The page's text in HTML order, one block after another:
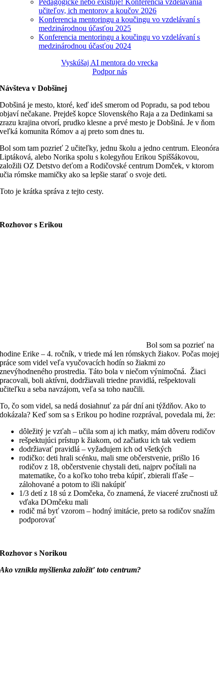
Pedagogické nebo existuje! Konferencia vzdelávania
učiteľov, ich mentorov a koučov 2026
Konferencia mentoringu a koučingu vo vzdelávaní s
medzinárodnou účasťou 2025
Konferencia mentoringu a koučingu vo vzdelávaní s
medzinárodnou účasťou 2024
Vyskúšaj AI mentora do vrecka
Podpor nás
Návšteva v Dobšinej
Dobšiná je mesto, ktoré, keď ideš smerom od Popradu, sa pod tebou
objaví nečakane. Prejdeš kopce Slovenského Raja a za Dedinkami sa
zrazu krajina otvorí, prudko klesne a prvé mesto je Dobšiná. Je v ňom
veľká komunita Rómov a aj preto som dnes tu.
Bol som tam pozrieť 2 učiteľky, jednu školu a jedno centrum. Eleonóra
Liptáková, alebo Norika spolu s kolegyňou Erikou Spiššákovou,
založili OZ Detstvo deťom a Rodičovské centrum Domček, v ktorom
učia rómske mamičky ako sa lepšie starať o svoje deti.
Toto je krátka správa z tejto cesty.
Rozhovor s Erikou
Bol som sa pozrieť na
hodine Erike – 4. ročník, v triede má len rómskych žiakov. Počas mojej
práce som videl veľa vyučovacích hodín so žiakmi zo
znevýhodneného prostredia. Táto bola v niečom výnimočná. Žiaci
pracovali, boli aktívni, dodržiavali triedne pravidlá, rešpektovali
učiteľku a seba navzájom, veľa sa toho naučili.
To, čo som videl, sa nedá dosiahnuť za pár dní ani týždňov. Ako to
dokázala? Keď som sa s Erikou po hodine rozprával, povedala mi, že:
dôležitý je vzťah – učila som aj ich matky, mám dôveru rodičov
rešpektujúci prístup k žiakom, od začiatku ich tak vediem
dodržiavať pravidlá – vyžadujem ich od všetkých
rodičko: deti hrali scénku, mali sme občerstvenie, prišlo 16
rodičov z 18, občerstvenie chystali deti, najprv počítali na
matematike, čo a koľko toho treba kúpiť, zbierali fľaše –
zálohované a potom to išli nakúpiť
1/3 detí z 18 sú z Domčeka, čo znamená, že viaceré zručnosti už
vďaka DOmčeku mali
rodič má byť vzorom – hodný imitácie, preto sa rodičov snažím
podporovať
Rozhovor s Norikou
Ako vznikla myšlienka založiť toto centrum?